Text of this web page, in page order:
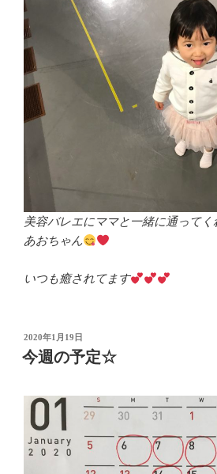
美容バレエにママと一緒に通ってく
あおちゃん
いつも癒されてます
投
稿
日:
2020年1月19日
今週の予定☆